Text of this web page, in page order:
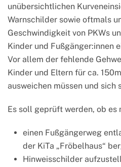
unübersichtlichen
Warnschilder sowie oftmals
Geschwindigkeit von PKWs
Kinder und Fußgänger:innen
Vor allem der fehlende
Kinder und Eltern für ca.
ausweichen müssen und sich
Es soll geprüft werden, ob es
einen Fußgängerweg
der KiTa „Fröbelhaus“
Hinweisschilder